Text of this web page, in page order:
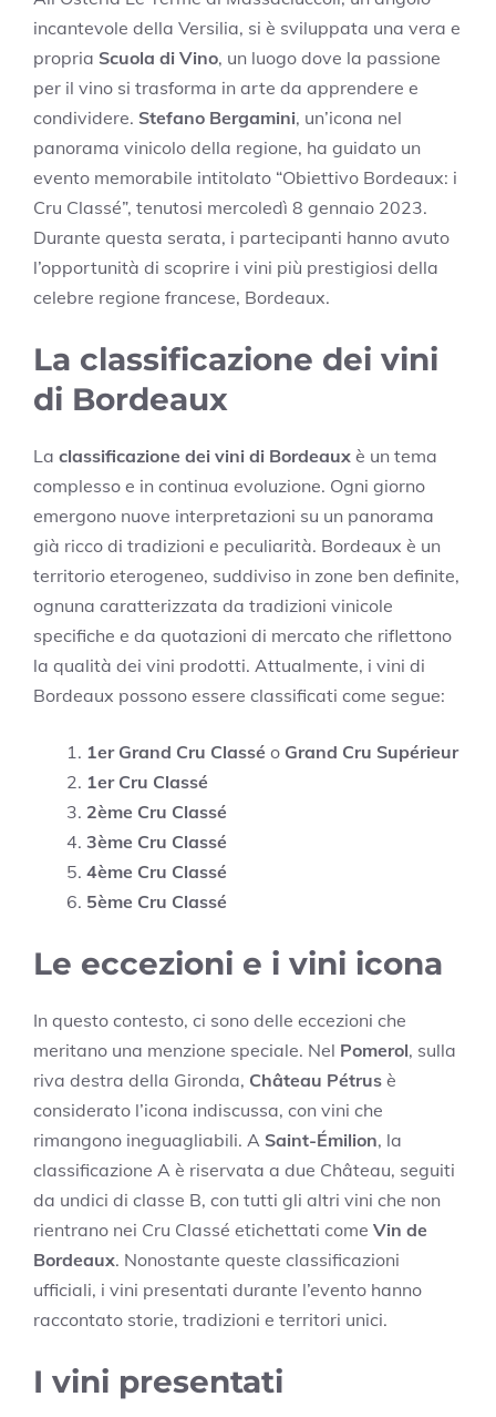
incantevole della Versilia, si è sviluppata una vera e
propria Scuola di Vino, un luogo dove la passione
per il vino si trasforma in arte da apprendere e
condividere. Stefano Bergamini, un’icona nel
panorama vinicolo della regione, ha guidato un
evento memorabile intitolato “Obiettivo Bordeaux: i
Cru Classé”, tenutosi mercoledì 8 gennaio 2023.
Durante questa serata, i partecipanti hanno avuto
l’opportunità di scoprire i vini più prestigiosi della
celebre regione francese, Bordeaux.
La classificazione dei vini
di Bordeaux
La classificazione dei vini di Bordeaux è un tema
complesso e in continua evoluzione. Ogni giorno
emergono nuove interpretazioni su un panorama
già ricco di tradizioni e peculiarità. Bordeaux è un
territorio eterogeneo, suddiviso in zone ben definite,
ognuna caratterizzata da tradizioni vinicole
specifiche e da quotazioni di mercato che riflettono
la qualità dei vini prodotti. Attualmente, i vini di
Bordeaux possono essere classificati come segue:
1er Grand Cru Classé o Grand Cru Supérieur
1er Cru Classé
2ème Cru Classé
3ème Cru Classé
4ème Cru Classé
5ème Cru Classé
Le eccezioni e i vini icona
In questo contesto, ci sono delle eccezioni che
meritano una menzione speciale. Nel Pomerol, sulla
riva destra della Gironda, Château Pétrus è
considerato l’icona indiscussa, con vini che
rimangono ineguagliabili. A Saint-Émilion, la
classificazione A è riservata a due Château, seguiti
da undici di classe B, con tutti gli altri vini che non
rientrano nei Cru Classé etichettati come Vin de
Bordeaux. Nonostante queste classificazioni
ufficiali, i vini presentati durante l’evento hanno
raccontato storie, tradizioni e territori unici.
I vini presentati